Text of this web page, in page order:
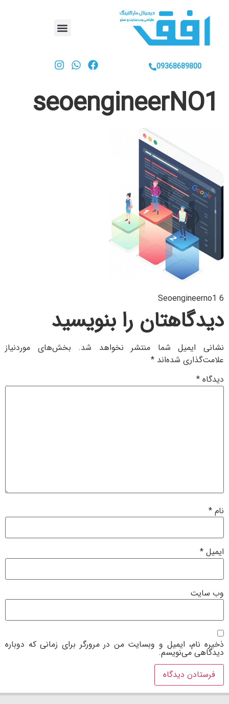
09368689800
seoengineerNO1
Seoengineerno1 6
دیدگاهتان را بنویسید
نشانی ایمیل شما منتشر نخواهد شد.
بخش‌های موردنیاز
علامت‌گذاری شده‌اند *
دیدگاه *
نام *
ایمیل *
وب‌ سایت
ذخیره نام، ایمیل و وبسایت من در مرورگر برای زمانی که دوباره
دیدگاهی می‌نویسم.